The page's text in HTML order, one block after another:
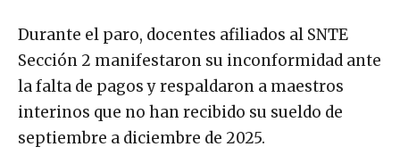
Durante el paro, docentes afiliados al SNTE
Sección 2 manifestaron su inconformidad ante
la falta de pagos y respaldaron a maestros
interinos que no han recibido su sueldo de
septiembre a diciembre de 2025.